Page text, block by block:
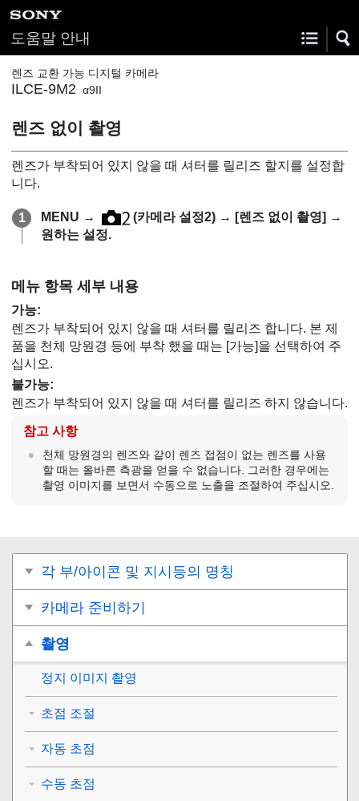
도움말 안내
렌즈 교환 가능 디지털 카메라
ILCE-9M2 α9II
렌즈 없이 촬영
렌즈가 부착되어 있지 않을 때 셔터를 릴리즈 할지를 설정합
니다.
MENU → (카메라 설정2) → [렌즈 없이 촬영] →
원하는 설정.
메뉴 항목 세부 내용
가능:
렌즈가 부착되어 있지 않을 때 셔터를 릴리즈 합니다. 본 제
품을 천체 망원경 등에 부착 했을 때는 [가능]을 선택하여 주
십시오.
불가능:
렌즈가 부착되어 있지 않을 때 셔터를 릴리즈 하지 않습니다.
참고 사항
천체 망원경의 렌즈와 같이 렌즈 접점이 없는 렌즈를 사용
할 때는 올바른 측광을 얻을 수 없습니다. 그러한 경우에는
촬영 이미지를 보면서 수동으로 노출을 조절하여 주십시오.
각 부/아이콘 및 지시등의 명칭
카메라 준비하기
촬영
정지 이미지 촬영
초점 조절
자동 초점
수동 초점